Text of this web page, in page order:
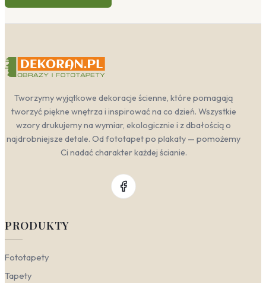
Tworzymy wyjątkowe dekoracje ścienne, które pomagają
tworzyć piękne wnętrza i inspirować na co dzień. Wszystkie
wzory drukujemy na wymiar, ekologicznie i z dbałością o
najdrobniejsze detale. Od fototapet po plakaty — pomożemy
Ci nadać charakter każdej ścianie.
PRODUKTY
Fototapety
Tapety